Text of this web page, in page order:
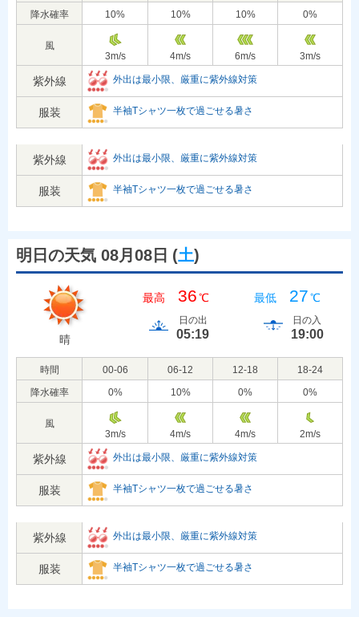
降水確率
10% 10% 10% 0%
風
3m/s 4m/s 6m/s 3m/s
紫外線 外出は最小限、厳重に紫外線対策
服装 半袖Tシャツ一枚で過ごせる暑さ
紫外線 外出は最小限、厳重に紫外線対策
服装 半袖Tシャツ一枚で過ごせる暑さ
明日の天気 08月08日 (土)
晴
最高 36℃ 最低 27℃
日の出
05:19
日の入
19:00
時間 00-06 06-12 12-18
18-24
降水確率
0% 10% 0% 0%
風
3m/s 4m/s 4m/s 2m/s
紫外線 外出は最小限、厳重に紫外線対策
服装 半袖Tシャツ一枚で過ごせる暑さ
紫外線 外出は最小限、厳重に紫外線対策
服装 半袖Tシャツ一枚で過ごせる暑さ